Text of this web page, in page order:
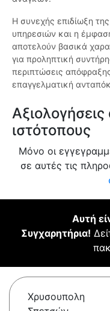
Η συνεχής επιδίωξη
υπηρεσιών και η
αποτελούν βασικά
για προληπτική
περιπτώσεις
επαγγελματική
ιστότοπους
Μόνο οι
σε αυτές τις
Αυτή
Συγχαρητήρια!
Χρυσουπολη